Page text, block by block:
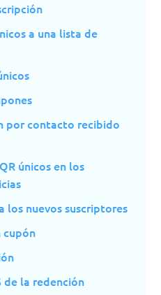
a una lista de
por contacto recibido
únicos en los
los nuevos suscriptores
cupón
de la redención